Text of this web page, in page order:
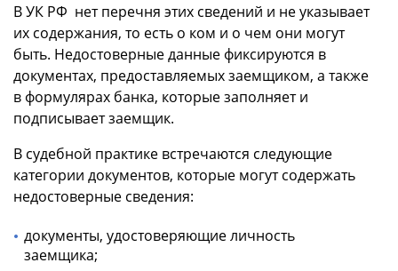
В УК РФ нет перечня этих сведений и не указывает
их содержания, то есть о ком и о чем они могут
быть. Недостоверные данные фиксируются в
документах, предоставляемых заемщиком, а также
в формулярах банка, которые заполняет и
подписывает заемщик.
В судебной практике встречаются следующие
категории документов, которые могут содержать
недостоверные сведения:
документы, удостоверяющие личность
заемщика;